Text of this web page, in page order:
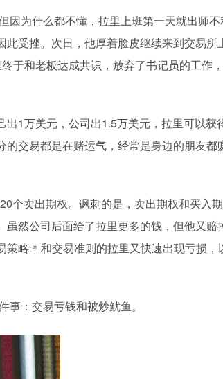
因为什么都不懂，拉里上班第一天就出师不
受挫。次日，他厚着脸皮继续来到交易所
于和老板达成共识，放弃了书记员的工作
1万美元，公司出1.5万美元，拉里可以获
交易都是在赌运气，经常是身边的朋友都
个卖出期权。讽刺的是，卖出期权和买入
然公司后面给了拉里更多的钱，但他又赔
策略
和交易准则的拉里又快速出现亏损，
：交易亏钱和被炒鱿鱼。